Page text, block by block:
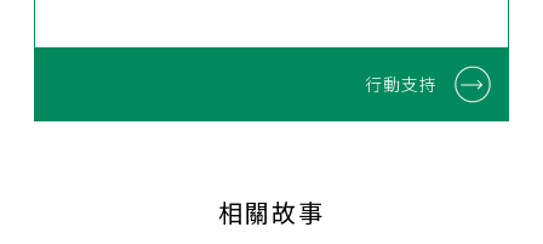
行動支持
相關故事